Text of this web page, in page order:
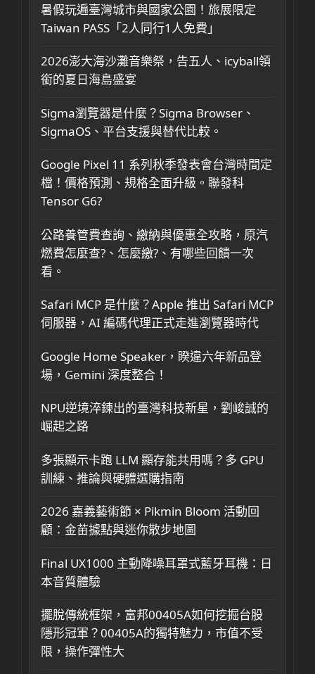
暑假玩遍臺灣城市與國家公園！旅展限定
Taiwan PASS「2人同行1人免費」
2026澎大海沙灘音樂祭，告五人、icyball領
銜的夏日海島盛宴
Sigma瀏覽器是什麼？Sigma Browser、
SigmaOS、平台支援與替代比較。
Google Pixel 11 系列秋季發表會台灣時間定
檔！價格預測、規格全面升級。聯發科
Tensor G6?
公路養管費查詢、繳納與優惠全攻略，原汽
燃費怎麼查?、怎麼繳?、有哪些回饋一次
看。
Safari MCP 是什麼？Apple 推出 Safari MCP
伺服器，AI 編碼代理正式走進瀏覽器時代
Google Home Speaker，睽違六年新品登
場，Gemini 深度整合！
NPU逆境淬鍊出的臺灣科技新星，劉峻誠的
崛起之路
多張顯示卡跑 LLM 顯存能共用嗎？多 GPU
訓練、推論與硬體選購指南
2026 嘉義藝術節 × Pikmin Bloom 活動回
顧：金苗據點與迷你散步地圖
Final UX1000 主動降噪耳罩式藍牙耳機：日
本音質體驗
擺脫傳統框架，富邦00405A如何挖掘台股
隱形冠軍？00405A的獨特魅力，市值不受
限，操作彈性大